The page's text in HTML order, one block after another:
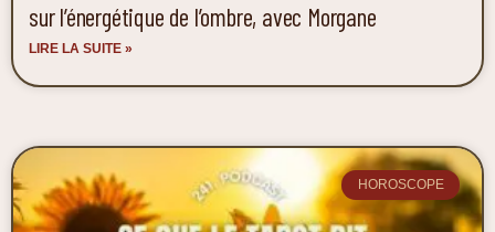
sur l’énergétique de l’ombre, avec Morgane
LIRE LA SUITE »
HOROSCOPE